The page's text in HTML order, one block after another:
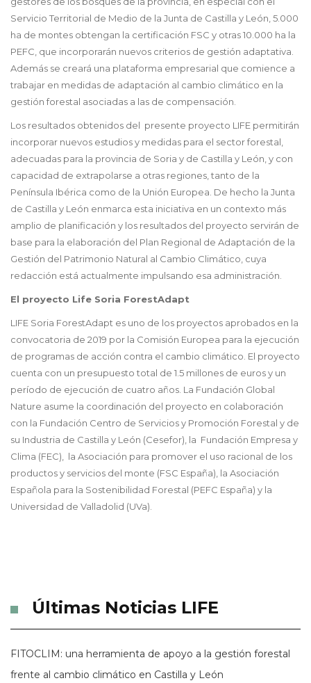
Servicio Territorial de Medio de la Junta de Castilla y León, 5.000
ha de montes obtengan la certificación FSC y otras 10.000 ha la
PEFC, que incorporarán nuevos criterios de gestión adaptativa.
Además se creará una plataforma empresarial que comience a
trabajar en medidas de adaptación al cambio climático en la
gestión forestal asociadas a las de compensación.
Los resultados obtenidos del presente proyecto LIFE permitirán
incorporar nuevos estudios y medidas para el sector forestal,
adecuadas para la provincia de Soria y de Castilla y León, y con
capacidad de extrapolarse a otras regiones, tanto de la
Península Ibérica como de la Unión Europea. De hecho la Junta
de Castilla y León enmarca esta iniciativa en un contexto más
amplio de planificación y los resultados del proyecto servirán de
base para la elaboración del Plan Regional de Adaptación de la
Gestión del Patrimonio Natural al Cambio Climático, cuya
redacción está actualmente impulsando esa administración.
El proyecto Life Soria ForestAdapt
LIFE Soria ForestAdapt es uno de los proyectos aprobados en la
convocatoria de 2019 por la Comisión Europea para la ejecución
de programas de acción contra el cambio climático. El proyecto
cuenta con un presupuesto total de 1.5 millones de euros y un
período de ejecución de cuatro años. La Fundación Global
Nature asume la coordinación del proyecto en colaboración
con la Fundación Centro de Servicios y Promoción Forestal y de
su Industria de Castilla y León (Cesefor), la Fundación Empresa y
Clima (FEC), la Asociación para promover el uso racional de los
productos y servicios del monte (FSC España), la Asociación
Española para la Sostenibilidad Forestal (PEFC España) y la
Universidad de Valladolid (UVa).
Últimas Noticias LIFE
FITOCLIM: una herramienta de apoyo a la gestión forestal
frente al cambio climático en Castilla y León